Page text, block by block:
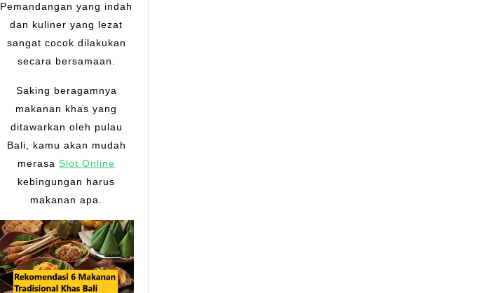
Pemandangan yang indah
dan kuliner yang lezat
sangat cocok dilakukan
secara bersamaan.
Saking beragamnya
makanan khas yang
ditawarkan oleh pulau
Bali, kamu akan mudah
merasaSlot Online
kebingungan harus
makanan apa.